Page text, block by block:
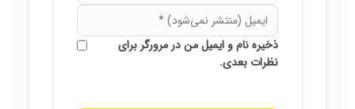
ذخیره نام و ایمیل من در مرورگر برای
نظرات بعدی.